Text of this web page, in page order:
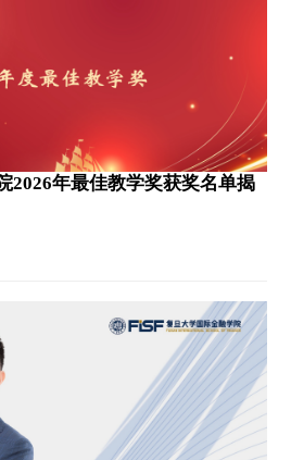
2026年最佳教学奖获奖名单揭